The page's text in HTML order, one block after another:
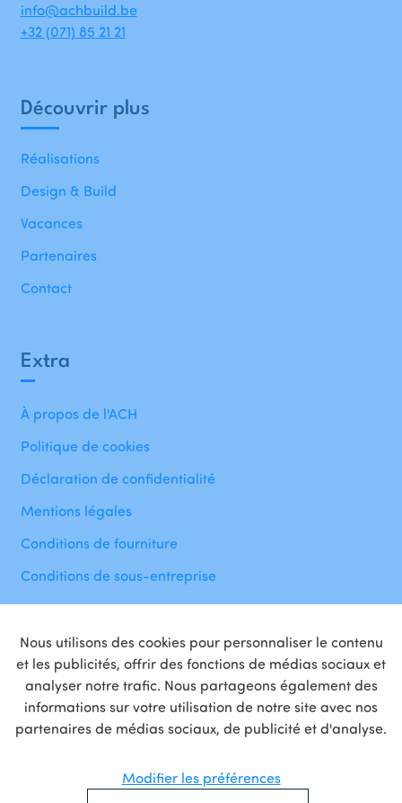
Nous utilisons des cookies pour personnaliser le contenu
et les publicités, offrir des fonctions de médias sociaux et
analyser notre trafic. Nous partageons également des
informations sur votre utilisation de notre site avec nos
partenaires de médias sociaux, de publicité et d'analyse.
Modifier les préférences
Extra
À propos de l'ACH
Politique de cookies
Déclaration de confidentialité
Mentions légales
Conditions de fourniture
Conditions de sous-entreprise
Découvrir plus
Réalisations
Design & Build
Vacances
Partenaires
Contact
info@achbuild.be
+32 (071) 85 21 21
Fièrepartenairede